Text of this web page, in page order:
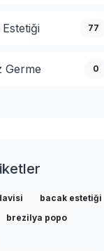
77
Germe 0
bacak estetiği
brezilya popo